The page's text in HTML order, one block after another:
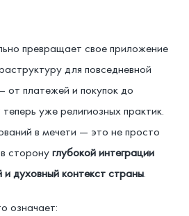
превращает свое приложение
для повседневной
от платежей и покупок до
уже религиозных практик.
в мечети — это не просто
сторонуглубокой интеграции
духовный контекст страны.
означает: